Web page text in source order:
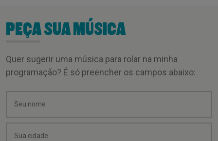
PEÇA SUA MÚSICA
Quer sugerir uma música para rolar na minha
programação? É só preencher os campos abaixo: